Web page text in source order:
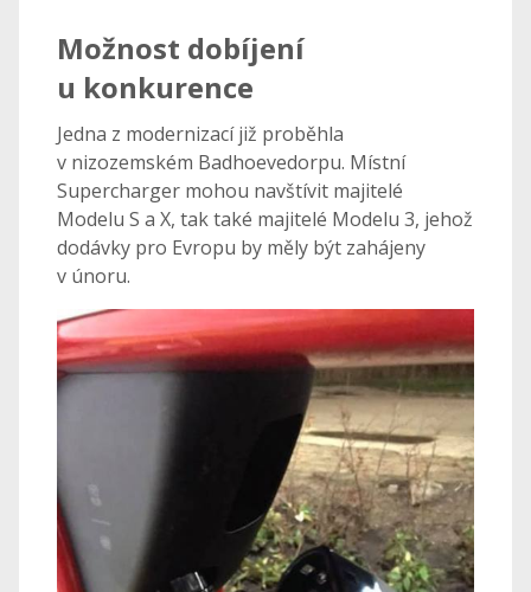
Možnost dobíjení
u konkurence
Jedna z modernizací již proběhla
v nizozemském Badhoevedorpu. Místní
Supercharger mohou navštívit majitelé
Modelu S a X, tak také majitelé Modelu 3, jehož
dodávky pro Evropu by měly být zahájeny
v únoru.